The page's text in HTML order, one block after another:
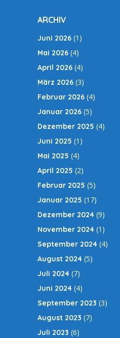
ARCHIV
Juni 2026 (1)
Mai 2026 (4)
April 2026 (4)
März 2026 (3)
Februar 2026 (4)
Januar 2026 (5)
Dezember 2025 (4)
Juni 2025 (1)
Mai 2025 (4)
April 2025 (2)
Februar 2025 (5)
Januar 2025 (17)
Dezember 2024 (9)
November 2024 (1)
September 2024 (4)
August 2024 (5)
Juli 2024 (7)
Juni 2024 (4)
September 2023 (3)
August 2023 (7)
Juli 2023 (6)